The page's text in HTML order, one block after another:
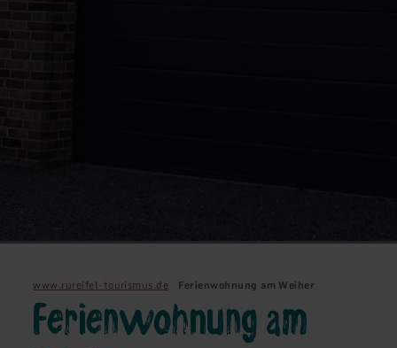
www.rureifel-tourismus.de Ferienwohnung am Weiher
Ferienwohnung am